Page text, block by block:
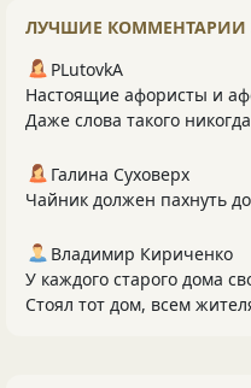
ЛУЧШИЕ КОММЕНТАРИИ
PLutоvkА
Настоящие афористы и
Даже слова такого
Галина Суховерх
Чайник должен пахнуть
Владимир Кириченко
У каждого старого дома
Стоял тот дом, всем